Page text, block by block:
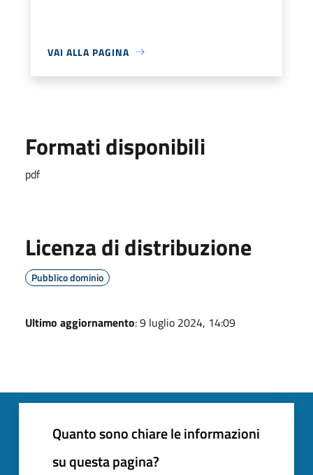
VAI ALLA PAGINA
Formati disponibili
pdf
Licenza di distribuzione
Pubblico dominio
Ultimo aggiornamento: 9 luglio 2024, 14:09
Quanto sono chiare le informazioni
su questa pagina?